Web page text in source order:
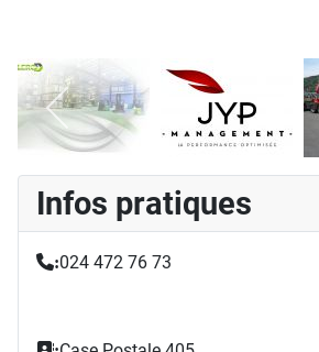
Infos pratiques
:024 472 76 73